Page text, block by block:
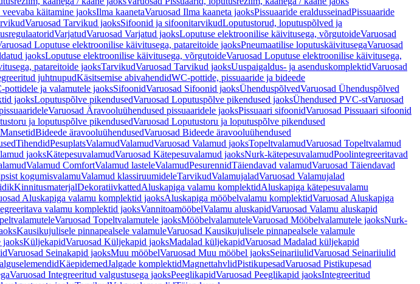
käitamine jaoksIlma kaanetaVaruosad Ilma kaaneta jaoksPissuaaride eraldusseinadPissuaaride
Varuosad Tarvikud jaoksSifoonid ja sifoonitarvikudLoputustorud, loputuspõlved ja
VarjatudVaruosad Varjatud jaoksLoputuse elektroonilise käivitusega, võrgutoideVaruosad
Loputuse elektroonilise käivitusega, patareitoide jaoksPneumaatilise loputuskäivitusegaVaruosad
jaoksLoputuse elektroonilise käivitusega, võrgutoideVaruosad Loputuse elektroonilise käivitusega,
patareitoide jaoksTarvikudVaruosad Tarvikud jaoksUuspaigaldus- ja asenduskomplektidVaruosad
juhtnupudKäsitsemise abivahendidWC-pottide, pissuaaride ja bideede
ja valamutele jaoksSifoonidVaruosad Sifoonid jaoksÜhenduspõlvedVaruosad Ühenduspõlved
jaoksLoputuspõlve pikendusedVaruosad Loputuspõlve pikendused jaoksÜhendused PVC-stVaruosad
Varuosad Äravooluühendused pissuaaridele jaoksPissuaari sifoonidVaruosad Pissuaari sifoonid
ja loputuspõlve pikendusedVaruosad Loputustoru ja loputuspõlve pikendused
MansetidBideede äravooluühendusedVaruosad Bideede äravooluühendused
TihendidPesuplatsValamudValamudVaruosad Valamud jaoksTopeltvalamudVaruosad Topeltvalamud
jaoksKätepesuvalamudVaruosad Kätepesuvalamud jaoksNurk-kätepesuvalamudPoolintegreeritavad
Valamud ComfortValamud lasteleValamudPesurennidTäiendavad valamudVaruosad Täiendavad
kogumisvalamuValamud klassiruumideleTarvikudValamujaladVaruosad Valamujalad
KinnitusmaterjalDekoratiivkattedAluskapiga valamu komplektidAluskapiga kätepesuvalamu
Aluskapiga valamu komplektid jaoksAluskapiga mööbelvalamu komplektidVaruosad Aluskapiga
valamu komplektid jaoksVannitoamööbelValamu aluskapidVaruosad Valamu aluskapid
Varuosad Topeltvalamutele jaoksMööbelvalamuteleVaruosad Mööbelvalamutele jaoksNurk-
Kausikujulisele pinnapealsele valamuleVaruosad Kausikujulisele pinnapealsele valamule
jaoksKüljekapidVaruosad Küljekapid jaoksMadalad küljekapidVaruosad Madalad küljekapid
Varuosad Seinakapid jaoksMuu mööbelVaruosad Muu mööbel jaoksSeinariiulidVaruosad Seinariiulid
KäepidemedJalgade komplektidMagnettahvlidPistikupesadVaruosad Pistikupesad
Varuosad Integreeritud valgustusega jaoksPeeglikapidVaruosad Peeglikapid jaoksIntegreeritud